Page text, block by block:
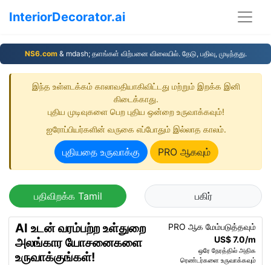
InteriorDecorator.ai
NS6.com& mdash; தளங்கள் விற்பனை விலையில். தேடு, பதிவு, முடிந்தது.
இந்த உள்ளடக்கம் காலாவதியாகிவிட்டது மற்றும் இறக்க இனி
கிடைக்காது.
புதிய முடிவுகளை பெற புதிய ஒன்றை உருவாக்கவும்!
ஐரோப்பியர்களின் வருகை எப்போதும் இல்லாத காலம்.
புதியதை உருவாக்கு PRO ஆகவும்
பதிவிறக்க Tamil பகிர்
AI உடன் வரம்பற்ற உள்துறை
அலங்கார யோசனைகளை
உருவாக்குங்கள்!
PRO ஆக மேம்படுத்தவும்
US$ 7.0/m
ஒரே நேரத்தில் அதிக
ரெண்டர்களை உருவாக்கவும்